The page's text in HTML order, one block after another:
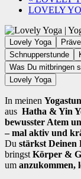
LOVELY
Lovely Yoga
Schnupperstunde
Was Du mitbringen
Lovely Yoga
In meinen
aus Hatha & Yin
bewusster Atem
– mal aktiv und
Du stärkst Deinen
bringst Körper &
um anzukommen,